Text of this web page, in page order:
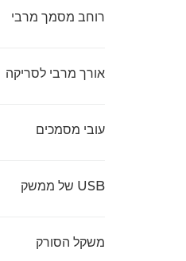
רוחב מסמך מרבי
אורך מרבי לסריקה
עובי מסמכים
USB של ממשק
משקל הסורק